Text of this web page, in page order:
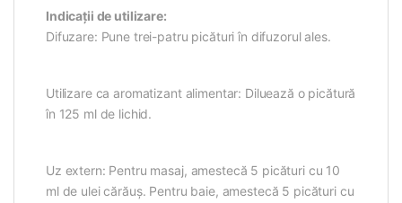
Indicații de utilizare:
Difuzare: Pune trei-patru picături în difuzorul ales.
Utilizare ca aromatizant alimentar: Diluează o picătură
în 125 ml de lichid.
Uz extern: Pentru masaj, amestecă 5 picături cu 10
ml de ulei cărăuș. Pentru baie, amestecă 5 picături cu